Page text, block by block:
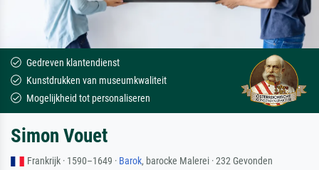
Gedreven klantendienst
Kunstdrukken van museumkwaliteit
Mogelijkheid tot personaliseren
Simon Vouet
Frankrijk · 1590–1649 · Barok, barocke Malerei · 232 Gevonden